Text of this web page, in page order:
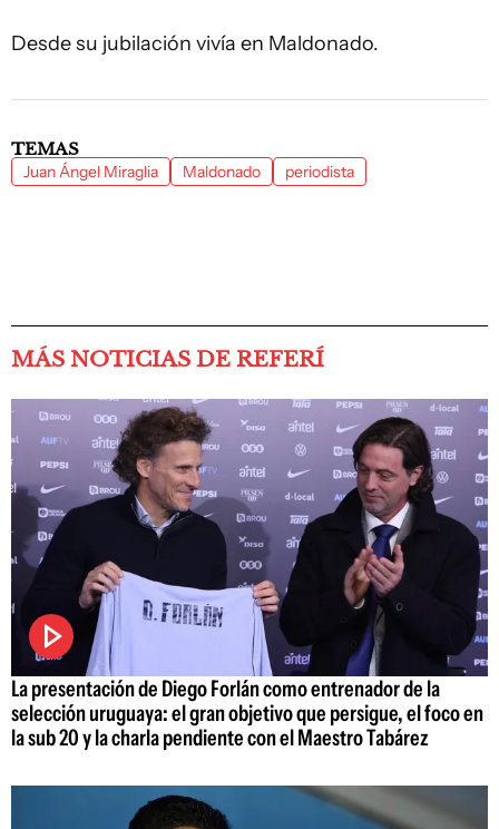
Desde su jubilación vivía en Maldonado.
TEMAS
Juan Ángel Miraglia Maldonado periodista
MÁS NOTICIAS DE REFERÍ
La presentación de Diego Forlán como entrenador de la
selección uruguaya: el gran objetivo que persigue, el foco en
la sub 20 y la charla pendiente con el Maestro Tabárez